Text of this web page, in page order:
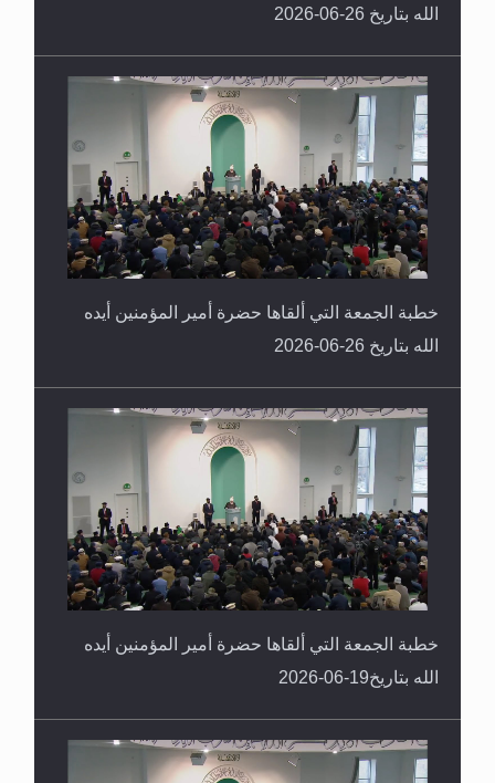
الله بتاريخ 26-06-2026
خطبة الجمعة التي ألقاها حضرة أمير المؤمنين أيده
الله بتاريخ 26-06-2026
خطبة الجمعة التي ألقاها حضرة أمير المؤمنين أيده
الله بتاريخ19-06-2026